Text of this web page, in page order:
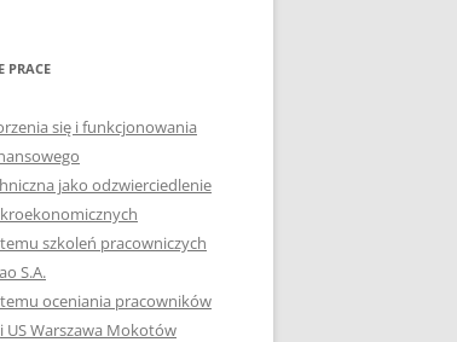
CI
PRACE
się i funkcjonowania
jako odzwierciedlenie
szkoleń pracowniczych
S.A.
oceniania pracowników
Warszawa Mokotów